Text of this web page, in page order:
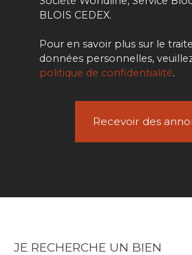
BLOIS CEDEX.
Pour en savoir plus sur le
données personnelles,
politique de confidentialité.
Recevoir des
JE RECHERCHE UN BIEN